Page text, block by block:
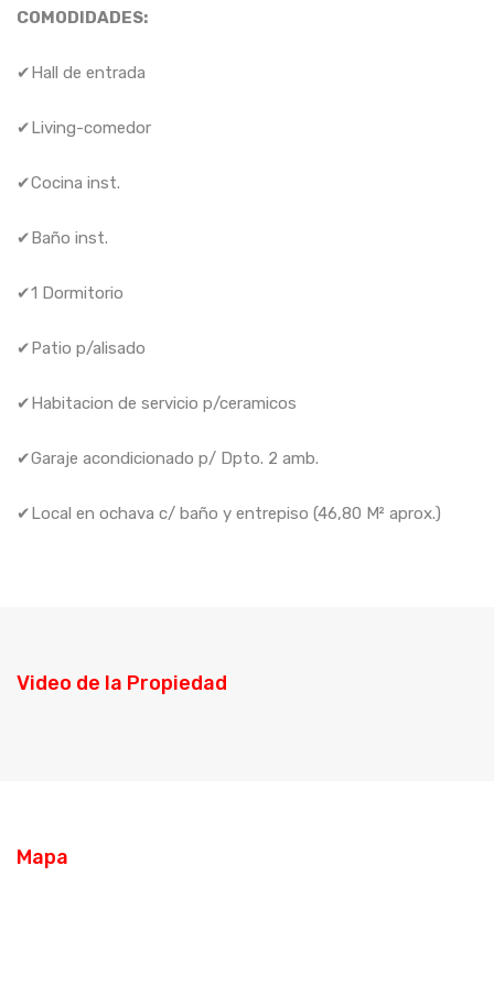
COMODIDADES:
✔Hall de entrada
✔Living-comedor
✔Cocina inst.
✔Baño inst.
✔1 Dormitorio
✔Patio p/alisado
✔Habitacion de servicio p/ceramicos
✔Garaje acondicionado p/ Dpto. 2 amb.
✔Local en ochava c/ baño y entrepiso (46,80 M² aprox.)
Video de la Propiedad
Mapa